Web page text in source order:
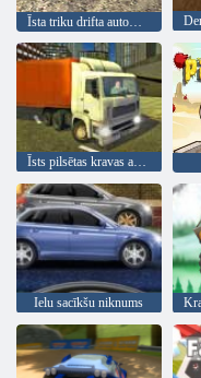
Īsta triku drifta automašīnas vadīšana 3d
Īsts pilsētas kravas automašīnas simulators
Ielu sacīkšu niknums